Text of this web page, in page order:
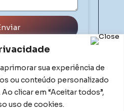
sua experiência de
ou conteúdo personalizado
clicar em “Aceitar todos”,
uso de cookies.